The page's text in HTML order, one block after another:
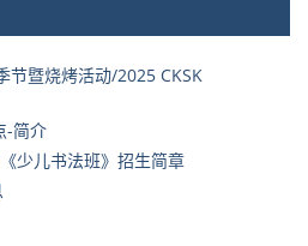
节暨烧烤活动/2025 CKSK
-简介
少儿书法班》招生简章